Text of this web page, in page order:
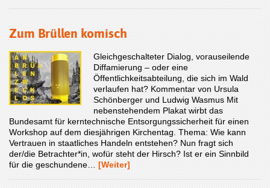
Zum Brüllen komisch
Gleichgeschalteter Dialog, vorauseilende
Diffamierung – oder eine
Öffentlichkeitsabteilung, die sich im Wald
verlaufen hat? Kommentar von Ursula
Schönberger und Ludwig Wasmus Mit
nebenstehendem Plakat wirbt das
Bundesamt für kerntechnische Entsorgungssicherheit für einen
Workshop auf dem diesjährigen Kirchentag. Thema: Wie kann
Vertrauen in staatliches Handeln entstehen? Nun fragt sich
der/die Betrachter*in, wofür steht der Hirsch? Ist er ein Sinnbild
für die geschundene… [Weiter]